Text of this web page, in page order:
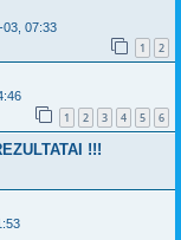
03, 07:33
1 2
1 2 3 4 5 6
!!!